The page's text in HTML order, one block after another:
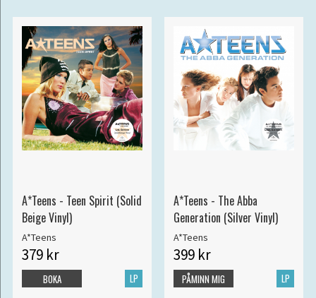
A*Teens - Teen Spirit (Solid
Beige Vinyl)
A*Teens
379 kr
LP
BOKA
A*Teens - The Abba
Generation (Silver Vinyl)
A*Teens
399 kr
LP
PÅMINN MIG